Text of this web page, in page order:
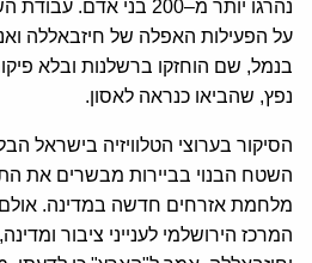
נהרגו יותר מ–200 בני
על הפעילות האפלה של חיזבאללה
בנמל, שם הוחזקו ברשלנות ובלא
נפץ, שהביאו כנראה לאסון.
הסיקור בערוצי הטלוויזיה בישראל
השטח הבנוי בביירות מבשרים את
מלחמת אזרחים חדשה במדינה.
המרכז הירושלמי לענייני ציבור